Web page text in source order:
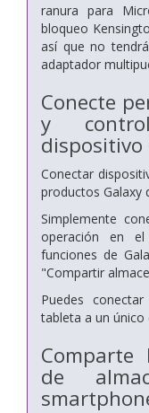
ranura para
bloqueo
así que no
adaptador
Conecte
y
dispositivo
Conectar
productos Galaxy
Simplemente
operación en
funciones de
"Compartir
Puedes
tableta a un único
Comparte
de